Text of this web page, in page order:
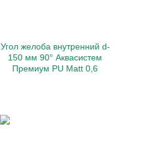
Угол желоба внутренний d-
150 мм 90° Аквасистем
Премиум PU Matt 0,6